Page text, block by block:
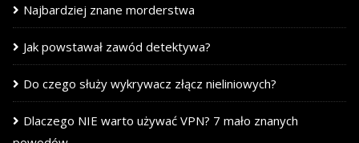
Najbardziej znane morderstwa
Jak powstawał zawód detektywa?
Do czego służy wykrywacz złącz nieliniowych?
Dlaczego NIE warto używać VPN? 7 mało znanych